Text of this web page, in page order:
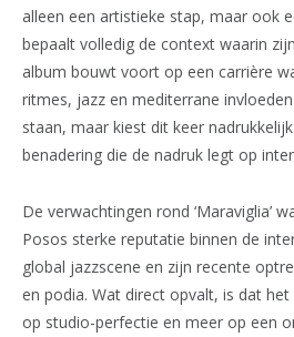
alleen een artistieke stap, maar ook
bepaalt volledig de context waarin
album bouwt voort op een carrière
ritmes, jazz en mediterrane
staan, maar kiest dit keer
benadering die de nadruk legt op
De verwachtingen rond ‘Maraviglia’
Posos sterke reputatie binnen de
global jazzscene en zijn recente
en podia. Wat direct opvalt, is dat
op studio-perfectie en meer op een